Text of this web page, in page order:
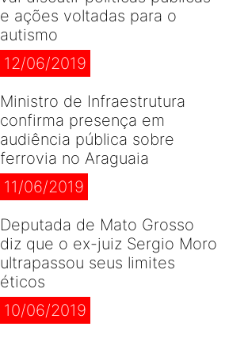
e ações voltadas para o
autismo
12/06/2019
Ministro de Infraestrutura
confirma presença em
audiência pública sobre
ferrovia no Araguaia
11/06/2019
Deputada de Mato Grosso
diz que o ex-juiz Sergio Moro
ultrapassou seus limites
éticos
10/06/2019